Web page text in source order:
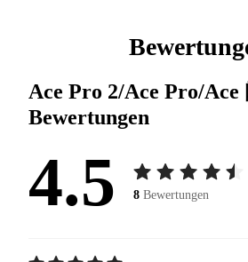
Ace Pro 2/Ace Pro/Ace
Bewertungen
4.5 8 Bewertungen